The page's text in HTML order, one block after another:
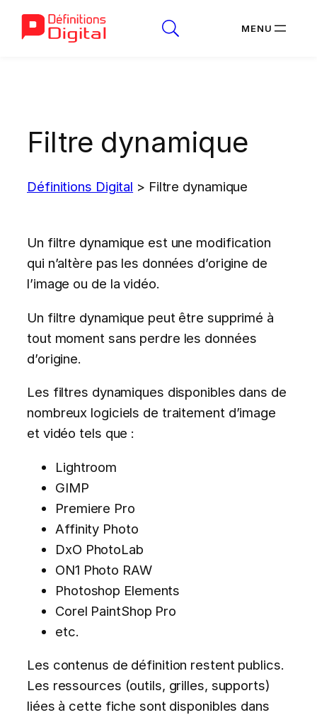
Filtre dynamique
Définitions Digital > Filtre dynamique
Un filtre dynamique est une modification
qui n’altère pas les données d’origine de
l’image ou de la vidéo.
Un filtre dynamique peut être supprimé à
tout moment sans perdre les données
d’origine.
Les filtres dynamiques disponibles dans de
nombreux logiciels de traitement d’image
et vidéo tels que :
Lightroom
GIMP
Premiere Pro
Affinity Photo
DxO PhotoLab
ON1 Photo RAW
Photoshop Elements
Corel PaintShop Pro
etc.
Les contenus de définition restent publics.
Les ressources (outils, grilles, supports)
liées à cette fiche sont disponibles dans